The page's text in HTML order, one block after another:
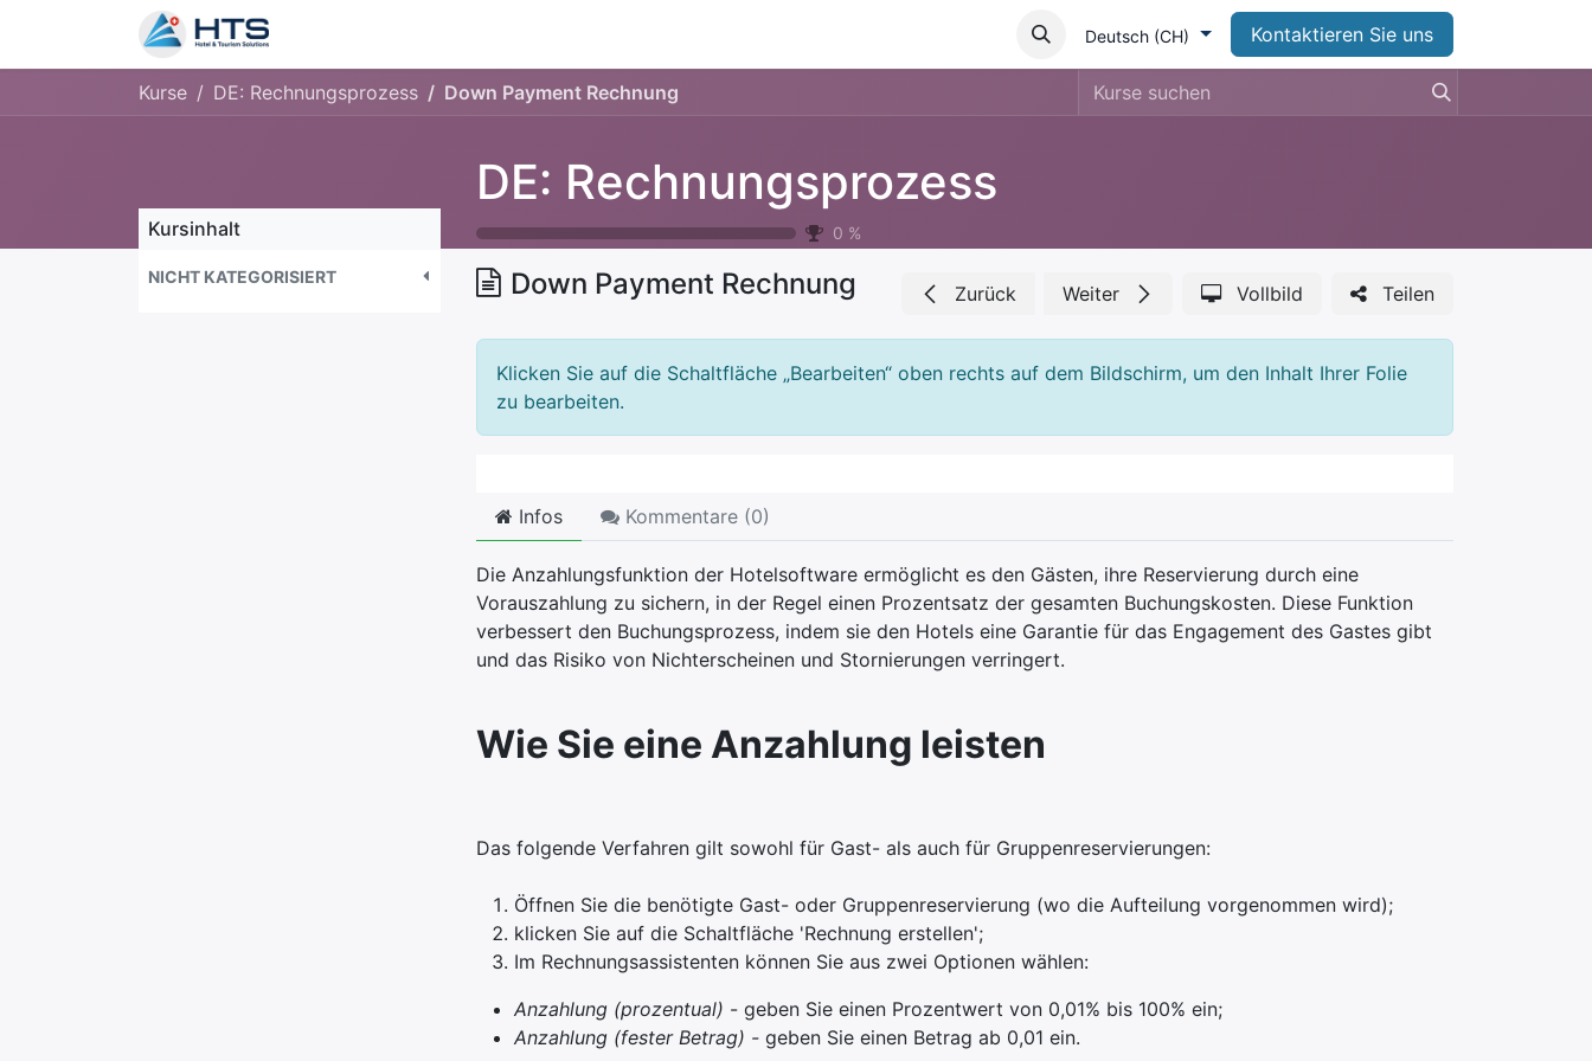
Versionshinweise Deutsch (CH) Kontaktieren Sie uns
Kurse DE: Rechnungsprozess Down Payment Rechnung
DE: Rechnungsprozess
0 %
Kursinhalt
NICHT KATEGORISIERT Down Payment Rechnung Zurück Weiter Vollbild Teilen
Klicken Sie auf die Schaltfläche „Bearbeiten“ oben rechts auf dem Bildschirm, um den Inhalt Ihrer Folie
zu bearbeiten.
Infos Kommentare (0)
Die Anzahlungsfunktion der Hotelsoftware ermöglicht es den Gästen, ihre Reservierung durch eine
Vorauszahlung zu sichern, in der Regel einen Prozentsatz der gesamten Buchungskosten. Diese Funktion
verbessert den Buchungsprozess, indem sie den Hotels eine Garantie für das Engagement des Gastes gibt
und das Risiko von Nichterscheinen und Stornierungen verringert.
Wie Sie eine Anzahlung leisten
Das folgende Verfahren gilt sowohl für Gast- als auch für Gruppenreservierungen:
Öffnen Sie die benötigte Gast- oder Gruppenreservierung (wo die Aufteilung vorgenommen wird);
klicken Sie auf die Schaltfläche 'Rechnung erstellen';
Im Rechnungsassistenten können Sie aus zwei Optionen wählen:
Anzahlung (prozentual) - geben Sie einen Prozentwert von 0,01% bis 100% ein;
Anzahlung (fester Betrag) - geben Sie einen Betrag ab 0,01 ein.